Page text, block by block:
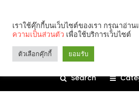
Search
เราใช้คุ๊กกี้บนเว็บไซต์ของเรา กรุณาอ่า
ความเป็นส่วนตัว เพื่อใช้บริการเว็บไซต์
ตัวเลือกคุ๊กกี้ ยอมรับ